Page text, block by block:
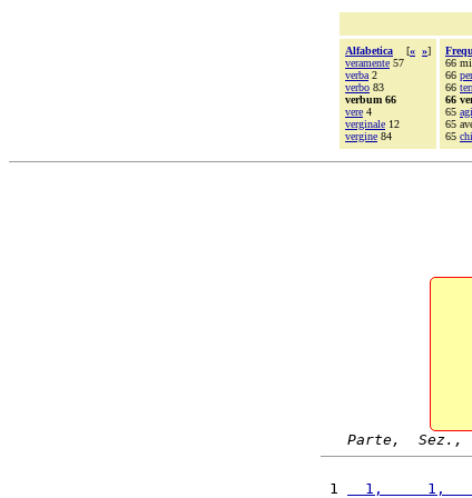
Alfabetica [« »]
veramente 57
verba 2
verbo 83
verbum 66
vere 4
verginale 12
vergine 84
66 mi
66
66
66
65
65
65
Parte,  Sez.,
1
1,     1,